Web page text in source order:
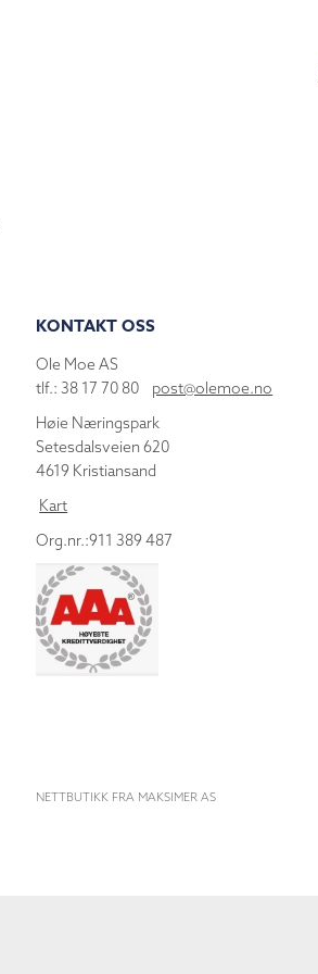
KONTAKT OSS
Ole Moe AS
tlf.: 38 17 70 80 post@olemoe.no
Høie Næringspark
Setesdalsveien 620
4619 Kristiansand
Kart
Org.nr.:911 389 487
NETTBUTIKK FRA MAKSIMER AS